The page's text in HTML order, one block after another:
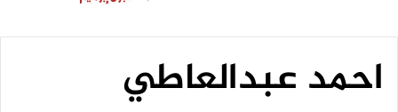
احمد عبدالعاطي